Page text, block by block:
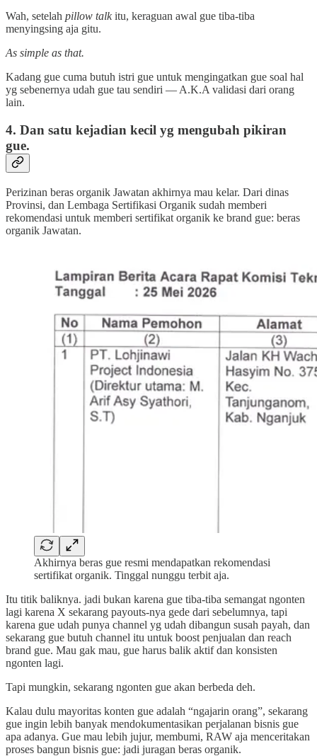
Wah, setelah pillow talkitu, keraguan awal gue tiba-tiba
menyingsing aja gitu.
As simple as that.
Kadang gue cuma butuh istri gue untuk mengingatkan gue soal hal
yg sebenernya udah gue tau sendiri — A.K.A validasi dari orang
lain.
4. Dan satu kejadian kecil yg mengubah pikiran
gue.
Perizinan beras organik Jawatan akhirnya mau kelar. Dari dinas
Provinsi, dan Lembaga Sertifikasi Organik sudah memberi
rekomendasi untuk memberi sertifikat organik ke brand gue: beras
organik Jawatan.
Akhirnya beras gue resmi mendapatkan rekomendasi
sertifikat organik. Tinggal nunggu terbit aja.
Itu titik baliknya. jadi bukan karena gue tiba-tiba semangat ngonten
lagi karena X sekarang payouts-nya gede dari sebelumnya, tapi
karena gue udah punya channel yg udah dibangun susah payah, dan
sekarang gue butuh channel itu untuk boost penjualan dan reach
brand gue. Mau gak mau, gue harus balik aktif dan konsisten
ngonten lagi.
Tapi mungkin, sekarang ngonten gue akan berbeda deh.
Kalau dulu mayoritas konten gue adalah “ngajarin orang”, sekarang
gue ingin lebih banyak mendokumentasikan perjalanan bisnis gue
apa adanya. Gue mau lebih jujur, membumi, RAW aja menceritakan
proses bangun bisnis gue: jadi juragan beras organik.